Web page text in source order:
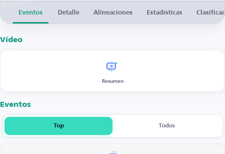
Eventos Detalle Alineaciones Estadísticas
Vídeo
Resumen
Eventos
Top Todos